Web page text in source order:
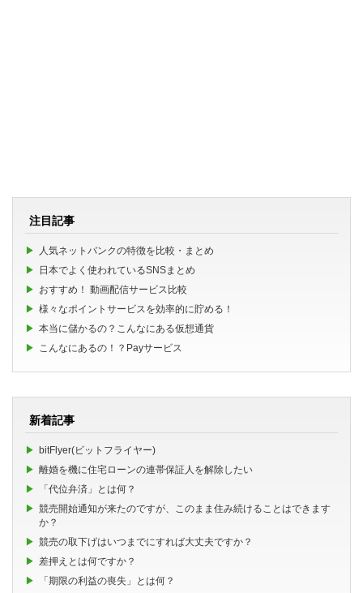
注目記事
人気ネットバンクの特徴を比較・まとめ
日本でよく使われているSNSまとめ
おすすめ！ 動画配信サービス比較
様々なポイントサービスを効率的に貯める！
本当に儲かるの？こんなにある仮想通貨
こんなにあるの！？Payサービス
新着記事
bitFlyer(ビットフライヤー)
離婚を機に住宅ローンの連帯保証人を解除したい
「代位弁済」とは何？
競売開始通知が来たのですが、このまま住み続けることはできます
か？
競売の取下げはいつまでにすれば大丈夫ですか？
差押えとは何ですか？
「期限の利益の喪失」とは何？